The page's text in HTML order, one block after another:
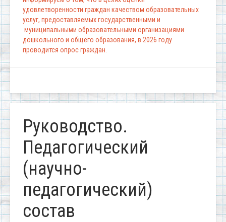
удовлетворенности граждан качеством образовательных
услуг, предоставляемых государственными и
муниципальными образовательными организациями
дошкольного и общего образования, в 2026 году
проводится опрос граждан.
Руководство.
Педагогический
(научно-
педагогический)
состав